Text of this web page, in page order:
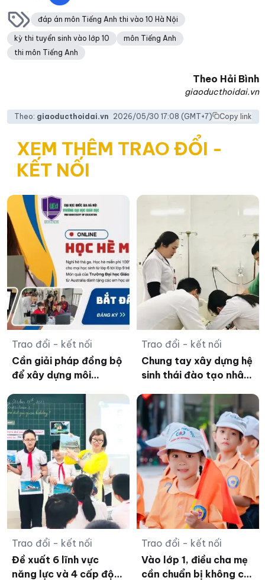
đáp án môn Tiếng Anh thi vào 10 Hà Nội
kỳ thi tuyển sinh vào lớp 10
môn Tiếng Anh
thi môn Tiếng Anh
Theo Hải Bình
giaoducthoidai.vn
Theo: giaoducthoidai.vn 2026/05/30 17:08 (GMT+7) Copy link
XEM THÊM TRAO ĐỔI -
KẾT NỐI
Trao đổi - kết nối
Cần giải pháp đồng bộ
để xây dựng môi
mạnh
Trao đổi - kết nối
Chung tay xây dựng hệ
sinh thái đào tạo nhân
người DTTS
Trao đổi - kết nối
Đề xuất 6 lĩnh vực
năng lực và 4 cấp độ
Trao đổi - kết nối
Vào lớp 1, điều cha mẹ
cần chuẩn bị không chỉ